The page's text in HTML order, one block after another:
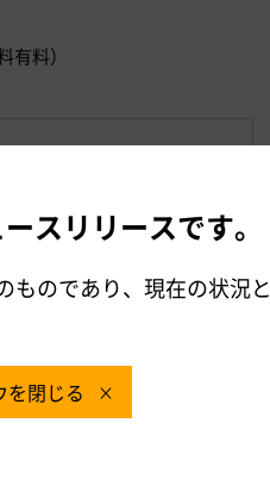
料）
と販売価格について
スリリースです。
ものであり、現在の状況と
を閉じる